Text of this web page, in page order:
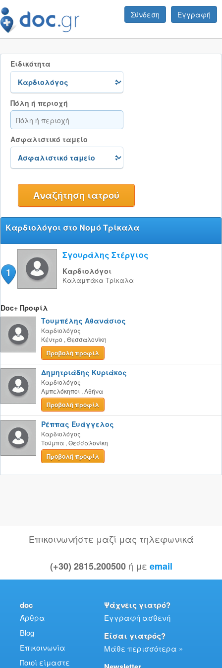
Σύνδεση Εγγραφή
Ειδικότητα
Πόλη ή περιοχή
Ασφαλιστικό ταμείο
Καρδιολόγοι στο Νομό Τρίκαλα
1
Σγουράλης Στέργιος
Καρδιολόγοι
Καλαμπάκα Τρίκαλα
Doc+ Προφίλ
Τουμπέλης Αθανάσιος
Καρδιολόγος
Κέντρο , Θεσσαλονίκη
Προβολή προφίλ
Δημητριάδης Κυριάκος
Καρδιολόγος
Αμπελόκηποι , Αθήνα
Προβολή προφίλ
Ρέππας Ευάγγελος
Καρδιολόγος
Τούμπα , Θεσσαλονίκη
Προβολή προφίλ
Επικοινωνήστε μαζί μας τηλεφωνικά
(+30) 2815.200500 ή με email
doc
Άρθρα
Blog
Επικοινωνία
Ποιοί είμαστε
Ψάχνεις γιατρό?
Εγγραφή ασθενή
Είσαι γιατρός?
Μάθε περισσότερα »